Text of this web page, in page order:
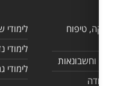
קוסמטיקה, טיפוח
משרד וחשבונאות
מנהל עבודה
לימודי
לימודי